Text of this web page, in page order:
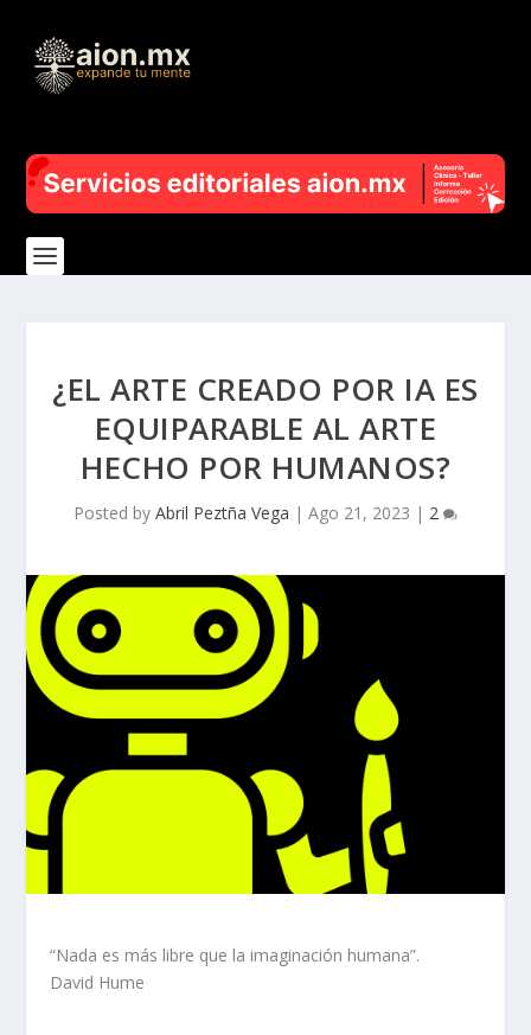
¿EL ARTE CREADO POR IA ES
EQUIPARABLE AL ARTE
HECHO POR HUMANOS?
Posted by Abril Peztña Vega | Ago 21, 2023 | 2
“Nada es más libre que la imaginación humana”.
David Hume